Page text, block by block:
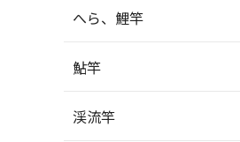
へら、鯉竿
鮎竿
渓流竿